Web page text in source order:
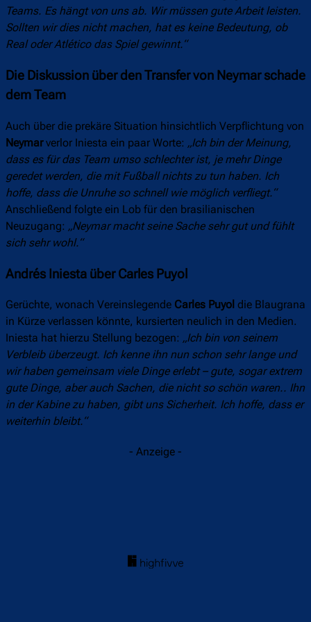
Teams. Es hängt von uns ab. Wir müssen gute Arbeit leisten.
Sollten wir dies nicht machen, hat es keine Bedeutung, ob
Real oder Atlético das Spiel gewinnt.“
Die Diskussion über den Transfer von Neymar schade
dem Team
Auch über die prekäre Situation hinsichtlich Verpflichtung von
Neymarverlor Iniesta ein paar Worte: „Ich bin der Meinung,
dass es für das Team umso schlechter ist, je mehr Dinge
geredet werden, die mit Fußball nichts zu tun haben. Ich
hoffe, dass die Unruhe so schnell wie möglich verfliegt.“
Anschließend folgte ein Lob für den brasilianischen
Neuzugang: „Neymar macht seine Sache sehr gut und fühlt
sich sehr wohl.“
Andrés Iniesta über Carles Puyol
Gerüchte, wonach Vereinslegende Carles Puyol die Blaugrana
in Kürze verlassen könnte, kursierten neulich in den Medien.
Iniesta hat hierzu Stellung bezogen: „Ich bin von seinem
Verbleib überzeugt. Ich kenne ihn nun schon sehr lange und
wir haben gemeinsam viele Dinge erlebt – gute, sogar extrem
gute Dinge, aber auch Sachen, die nicht so schön waren.. Ihn
in der Kabine zu haben, gibt uns Sicherheit. Ich hoffe, dass er
weiterhin bleibt.“
- Anzeige -